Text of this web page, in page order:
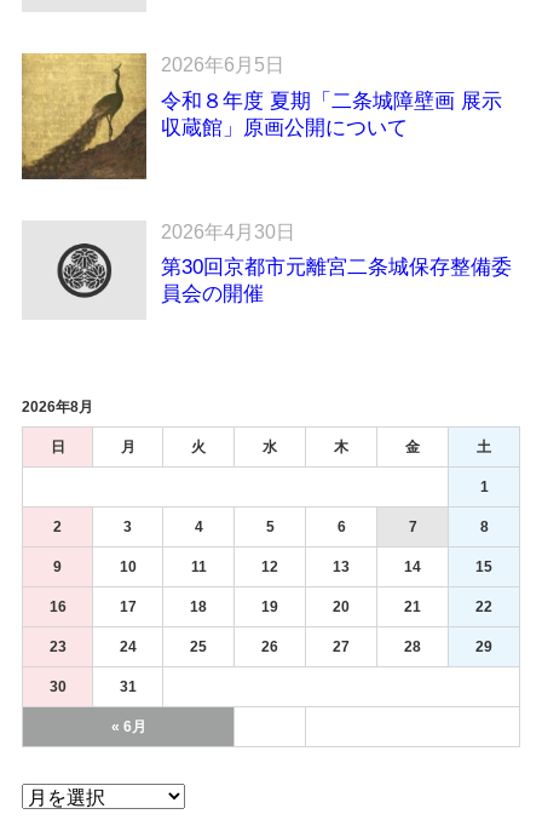
2026年6月5日
令和８年度 夏期「二条城障壁画 展示
収蔵館」原画公開について
2026年4月30日
第30回京都市元離宮二条城保存整備委
員会の開催
2026年8月
日 月 火 水 木 金 土
« 6月
1
2 3 4 5 6 7 8
9 10 11 12 13 14 15
16 17 18 19 20 21 22
23 24 25 26 27 28 29
30 31